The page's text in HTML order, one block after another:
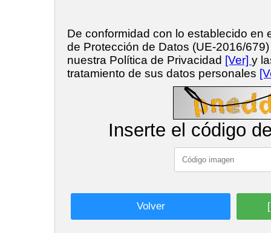
De conformidad con lo establecido en
de Protección de Datos (UE-2016/
nuestra Política de Privacidad [Ver] y
tratamiento de sus datos personales
Inserte el código
Volver